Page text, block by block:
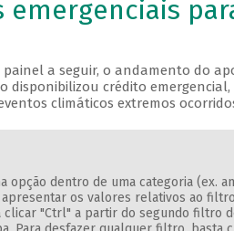
emergenciais
a seguir, o andamento do
disponibilizou crédito
climáticos extremos
opção dentro de uma categoria (ex.
os valores relativos ao
clicar "Ctrl" a partir do segundo filtro